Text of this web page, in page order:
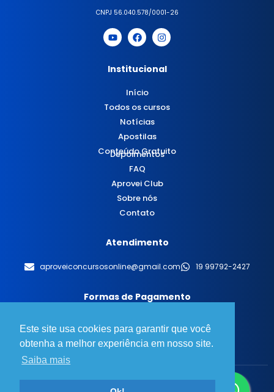
Este site usa cookies para garantir que você
obtenha a melhor experiência em nosso site.
Saiba mais
CNPJ 56.040.578/0001-26
Institucional
Início
Todos os cursos
Notícias
Apostilas
Conteúdo Gratuito
Depoimentos
FAQ
Aprovei Club
Sobre nós
Contato
Atendimento
aproveiconcursosonline@gmail.com 19 99792-2427
Formas de Pagamento
© 2025 Aprovei Concursos - Todos os direitos reservados.